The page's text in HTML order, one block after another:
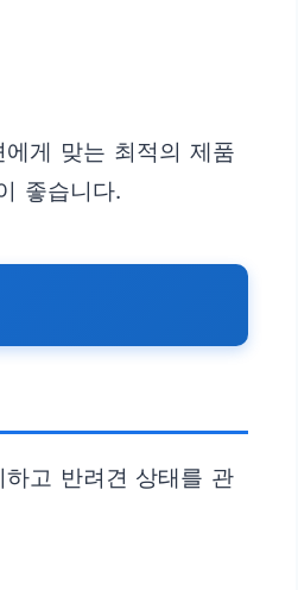
게 맞는 최적의 제품
좋습니다.
고 반려견 상태를 관